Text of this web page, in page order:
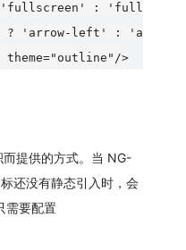
'fullscreen' :
? 'arrow-left' :
而提供的方式。当 NG-
还没有静态引入时，会
需要配置